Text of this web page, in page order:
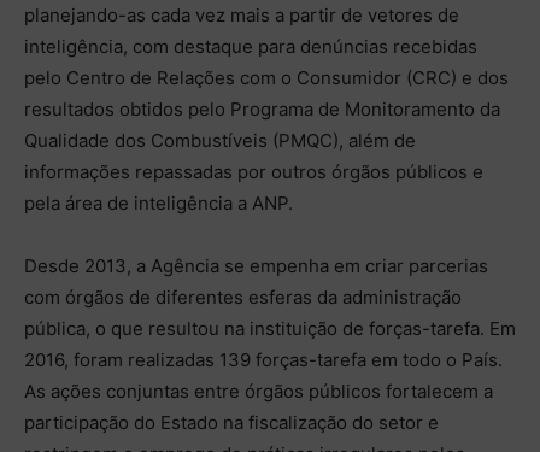
planejando-as cada vez mais a partir de vetores de
inteligência, com destaque para denúncias recebidas
pelo Centro de Relações com o Consumidor (CRC) e dos
resultados obtidos pelo Programa de Monitoramento da
Qualidade dos Combustíveis (PMQC), além de
informações repassadas por outros órgãos públicos e
pela área de inteligência a ANP.
Desde 2013, a Agência se empenha em criar parcerias
com órgãos de diferentes esferas da administração
pública, o que resultou na instituição de forças-tarefa. Em
2016, foram realizadas 139 forças-tarefa em todo o País.
As ações conjuntas entre órgãos públicos fortalecem a
participação do Estado na fiscalização do setor e